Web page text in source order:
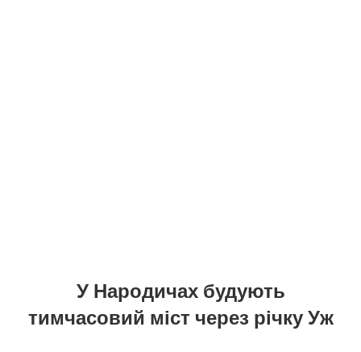
У Народичах будують
тимчасовий міст через річку Уж